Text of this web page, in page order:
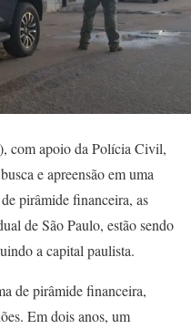
com apoio da Polícia Civil,
e apreensão em uma
pirâmide financeira, as
de São Paulo, estão sendo
a capital paulista.
de pirâmide financeira,
Em dois anos, um